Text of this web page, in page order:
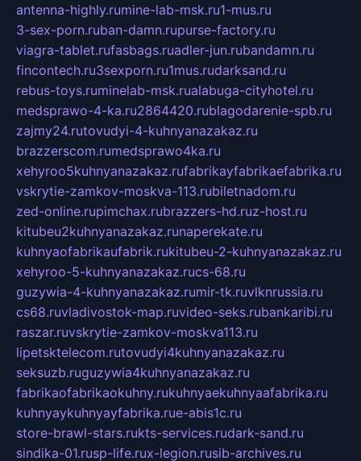
antenna-highly.rumine-lab-msk.ru1-mus.ru
3-sex-porn.ruban-damn.rupurse-factory.ru
viagra-tablet.rufasbags.ruadler-jun.rubandamn.ru
fincontech.ru3sexporn.ru1mus.rudarksand.ru
rebus-toys.ruminelab-msk.rualabuga-cityhotel.ru
medsprawo-4-ka.ru2864420.rublagodarenie-spb.ru
zajmy24.rutovudyi-4-kuhnyanazakaz.ru
brazzerscom.rumedsprawo4ka.ru
xehyroo5kuhnyanazakaz.rufabrikayfabrikaefabrika.ru
vskrytie-zamkov-moskva-113.rubiletnadom.ru
zed-online.rupimchax.rubrazzers-hd.ruz-host.ru
kitubeu2kuhnyanazakaz.runaperekate.ru
kuhnyaofabrikaufabrik.rukitubeu-2-kuhnyanazakaz.ru
xehyroo-5-kuhnyanazakaz.rucs-68.ru
guzywia-4-kuhnyanazakaz.rumir-tk.ruvlknrussia.ru
cs68.ruvladivostok-map.ruvideo-seks.rubankaribi.ru
raszar.ruvskrytie-zamkov-moskva113.ru
lipetsktelecom.rutovudyi4kuhnyanazakaz.ru
seksuzb.ruguzywia4kuhnyanazakaz.ru
fabrikaofabrikaokuhny.rukuhnyaekuhnyaafabrika.ru
kuhnyaykuhnyayfabrika.rue-abis1c.ru
store-brawl-stars.rukts-services.rudark-sand.ru
sindika-01.rusp-life.rux-legion.rusib-archives.ru